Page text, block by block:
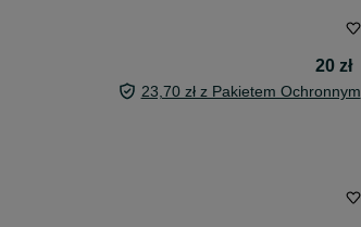
20 zł
23,70 zł z Pakietem Ochronnym